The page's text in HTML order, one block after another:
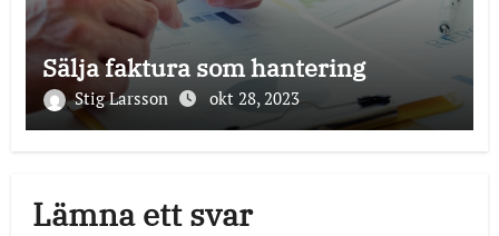
Sälja faktura som hantering
Stig Larsson okt 28, 2023
Lämna ett svar